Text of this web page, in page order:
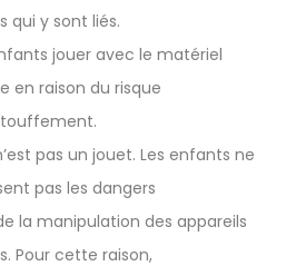
qui y sont liés.
jouer avec le matériel
en raison du risque
pas un jouet. Les enfants ne
pas les dangers
la manipulation des appareils
Pour cette raison,